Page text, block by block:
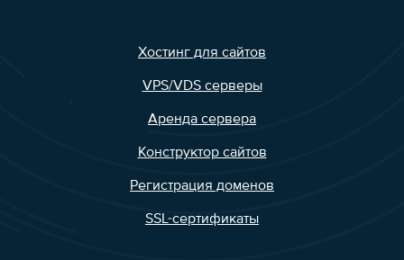
Хостинг для сайтов
VPS/VDS серверы
Аренда сервера
Конструктор сайтов
Регистрация доменов
SSL-сертификаты